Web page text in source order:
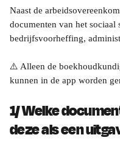
Naast de
documenten van het sociaal
bedrijfsvoorheffing,
⚠️ Alleen de
kunnen in de app worden
1/ Welke
deze als een